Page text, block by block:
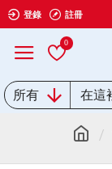
登錄 註冊
0
所有